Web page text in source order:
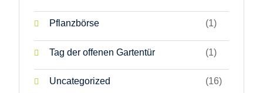
Pflanzbörse (1)
Tag der offenen Gartentür (1)
Uncategorized (16)